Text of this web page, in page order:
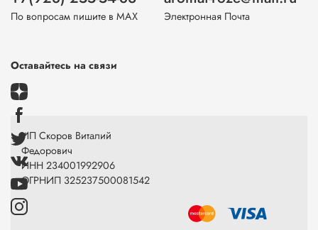
По вопросам пишите в МАХ Электронная Почта
Оставайтесь на связи
ИП Скоров Виталий
Федорович
ИНН 234001992906
ОГРНИП 325237500081542